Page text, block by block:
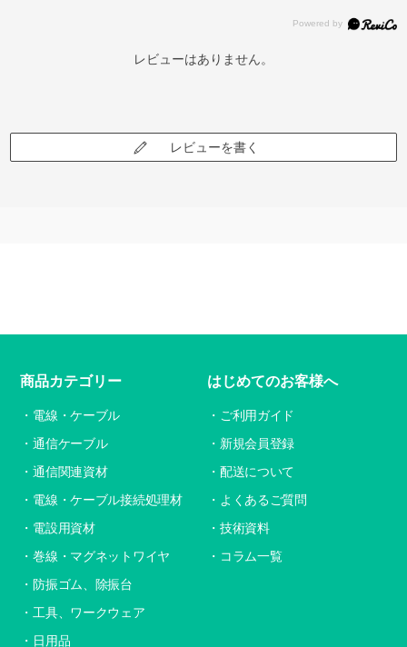
レビューはありません。
レビューを書く
商品カテゴリー
電線・ケーブル
通信ケーブル
通信関連資材
電線・ケーブル接続処理材
電設用資材
巻線・マグネットワイヤ
防振ゴム、除振台
工具、ワークウェア
日用品
はじめてのお客様へ
ご利用ガイド
新規会員登録
配送について
よくあるご質問
技術資料
コラム一覧